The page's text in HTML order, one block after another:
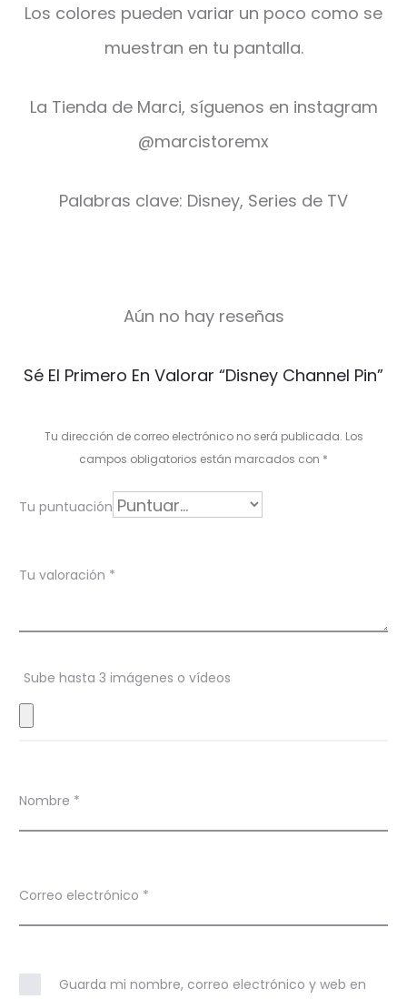
Los colores pueden variar un poco como se
muestran en tu pantalla.
La Tienda de Marci, síguenos en instagram
@marcistoremx
Palabras clave: Disney, Series de TV
V
a
r
i
o
e
s
Aún no hay reseñas
Sé El Primero En Valorar “Disney Channel Pin”
Tu dirección de correo electrónico no será publicada. Los
campos obligatorios están marcados con *
Tu puntuación
Tu valoración *
Sube hasta 3 imágenes o vídeos
Nombre *
Correo electrónico *
Guarda mi nombre, correo electrónico y web en